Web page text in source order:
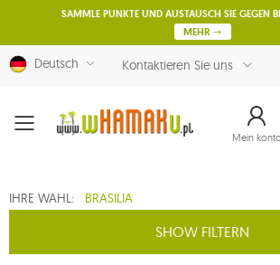
SAMMLE PUNKTE UND AUSTAUSCH SIE GEGEN
MEHR
Deutsch Kontaktieren Sie uns
Menu Mein
IHRE WAHL: BRASILIA
SHOW FILTERN